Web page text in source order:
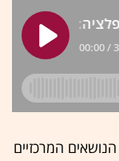
המרכזיים